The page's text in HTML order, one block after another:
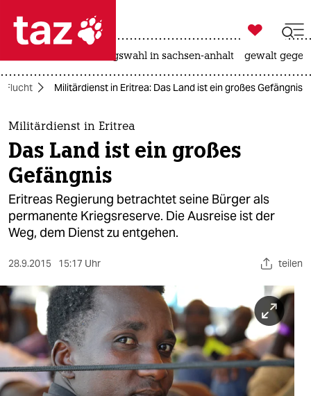
 taz zahl ich
taz zahl ich
themen
politik
öko
gesellschaft
sport
berlin
nord
wahrheit

taz zahl ich
landtagswahl in sachsen-anhalt gewalt
Flucht Militärdienst in Eritrea: Das Land ist ein großes Gefängnis
Militärdienst in Eritrea
Das Land ist ein großes
Gefängnis
Eritreas Regierung betrachtet seine Bürger als
permanente Kriegsreserve. Die Ausreise ist der
Weg, dem Dienst zu entgehen.
28.9.2015 15:17 Uhr teilen